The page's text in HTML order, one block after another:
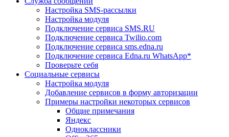
Настройка SMS-рассылки
Настройка модуля
Подключение сервиса SMS.RU
Подключение сервиса Twilio.com
Подключение сервиса sms.edna.ru
Подключение сервиса Edna.ru WhatsApp*
Проверьте себя
Социальные сервисы
Настройка модуля
Добавление сервисов в форму авторизации
Примеры настройки некоторых сервисов
Общие примечания
Яндекс
Одноклассники